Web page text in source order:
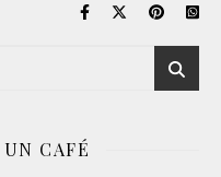
CAFÉ